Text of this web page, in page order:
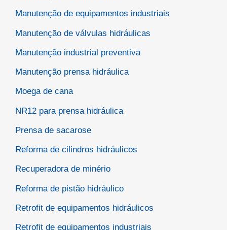
Manutenção de equipamentos industriais
Manutenção de válvulas hidráulicas
Manutenção industrial preventiva
Manutenção prensa hidráulica
Moega de cana
NR12 para prensa hidráulica
Prensa de sacarose
Reforma de cilindros hidráulicos
Recuperadora de minério
Reforma de pistão hidráulico
Retrofit de equipamentos hidráulicos
Retrofit de equipamentos industriais